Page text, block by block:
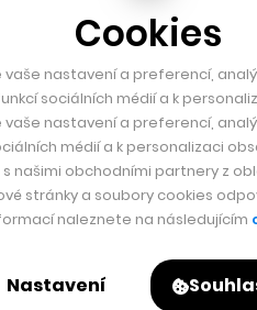
činnost webu na
spadl. Mým
na leteckou dopravu.
a začali tvořit obsah, který
spolužáky a postupně i
Cookies
nastavení a preferencí,
sociálních médií a k
nastavení a preferencí,
médií a k personalizaci
našimi obchodními partnery z
stránky a soubory cookies
naleznete na následujícím
Nastavení